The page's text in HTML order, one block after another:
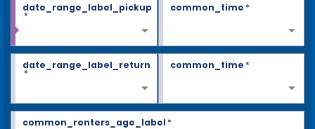
date_range_label_pickup
*
common_time*
date_range_label_return
*
common_time*
common_renters_age_label*